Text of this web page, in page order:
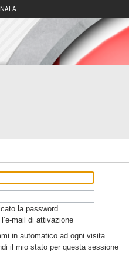
la password
mail di attivazione
in automatico ad ogni visita
il mio stato per questa sessione